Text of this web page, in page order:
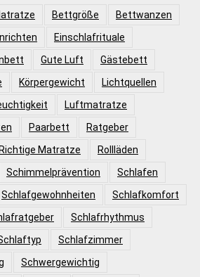
Bettgröße
Bettwanzen
Einschlafrituale
Gute Luft
Gästebett
Körpergewicht
Lichtquellen
Luftmatratze
Paarbett
Ratgeber
Richtige Matratze
Rollläden
Schimmelprävention
Schlafen
Schlafgewohnheiten
Schlafkomfort
Schlafrhythmus
Schlafzimmer
Schwergewichtig